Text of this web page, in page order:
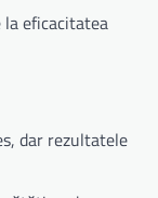
eficacitatea
dar rezultatele